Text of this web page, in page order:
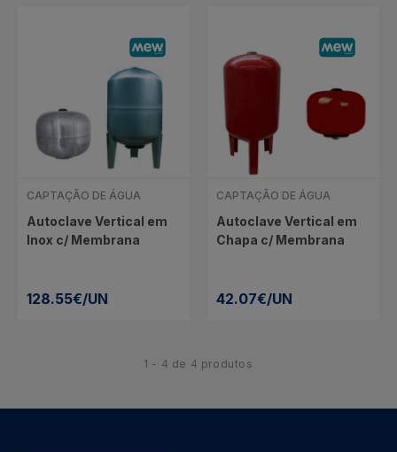
CAPTAÇÃO DE ÁGUA
Autoclave Vertical em
Inox c/ Membrana
128.55€/UN
CAPTAÇÃO DE ÁGUA
Autoclave Vertical em
Chapa c/ Membrana
42.07€/UN
1 - 4 de 4 produtos